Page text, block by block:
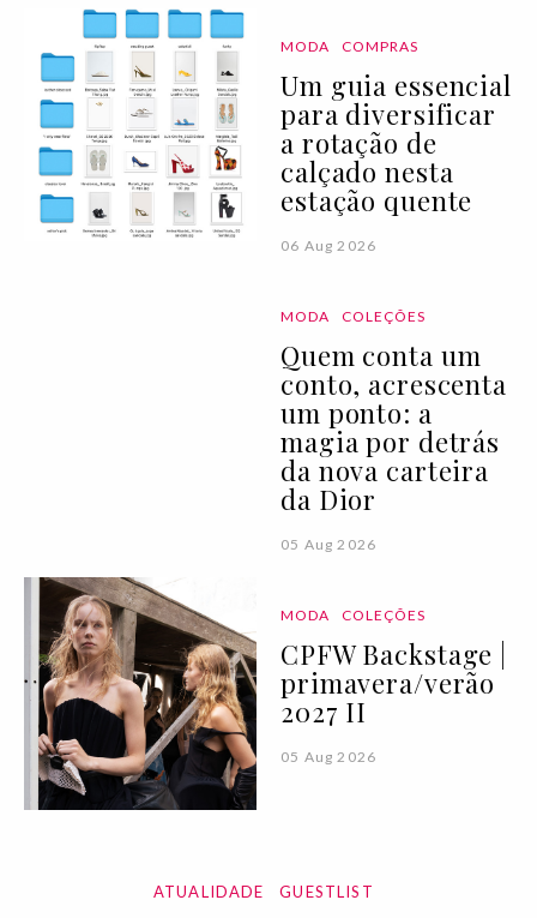
MODA COMPRAS
Um guia essencial
para diversificar
a rotação de
calçado nesta
estação quente
06 Aug 2026
MODA COLEÇÕES
Quem conta um
conto, acrescenta
um ponto: a
magia por detrás
da nova carteira
da Dior
05 Aug 2026
MODA COLEÇÕES
CPFW Backstage |
primavera/verão
2027 II
05 Aug 2026
ATUALIDADE GUESTLIST